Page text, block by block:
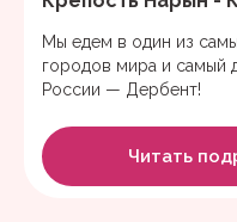
Мы едем в один из
городов мира и самый
России — Дербент!
Читать